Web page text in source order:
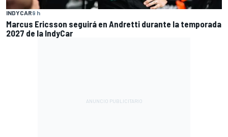
INDYCAR9 h
Marcus Ericsson seguirá en Andretti durante la temporada
2027 de la IndyCar